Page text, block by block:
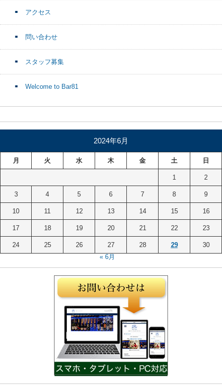
アクセス
問い合わせ
スタッフ募集
Welcome to Bar81
2024年6月
月 火 水 木 金 土 日
1 2
3 4 5 6 7 8 9
10 11 12 13 14 15 16
17 18 19 20 21 22 23
24 25 26 27 28 29
30
« 6月